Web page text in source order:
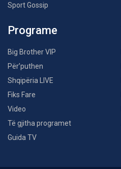
Sport Gossip
Programe
Big Brother VIP
Për’puthen
Shqipëria LIVE
Fiks Fare
Video
Të gjitha programet
Guida TV